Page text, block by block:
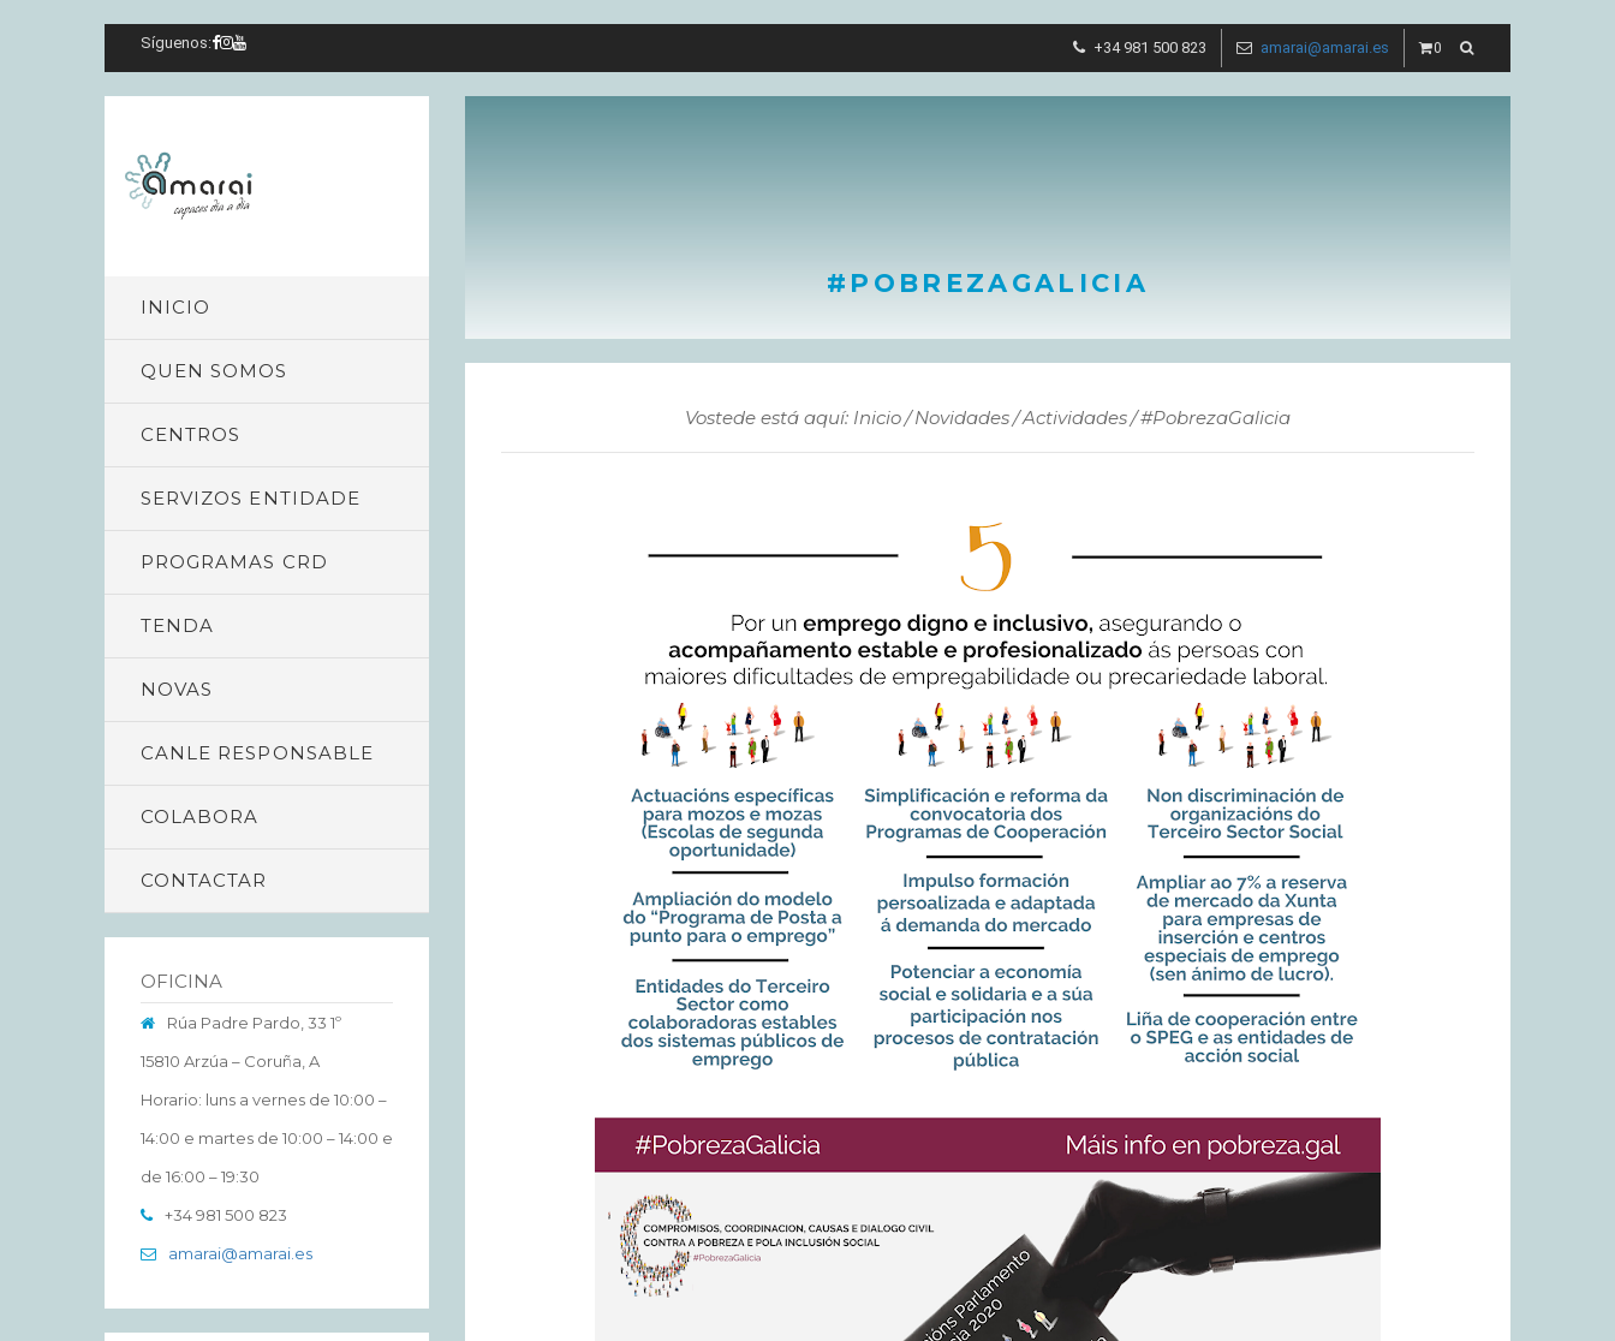
Síguenos: +34 981 500 823 amarai@amarai.es 0
INICIO
QUEN SOMOS
CENTROS
SERVIZOS ENTIDADE
PROGRAMAS CRD
TENDA
NOVAS
CANLE RESPONSABLE
COLABORA
CONTACTAR
OFICINA
Rúa Padre Pardo, 33 1º
15810 Arzúa – Coruña, A
Horario: luns a vernes de 10:00 –
14:00 e martes de 10:00 – 14:00 e
de 16:00 – 19:30
+34 981 500 823
amarai@amarai.es
#POBREZAGALICIA
Vostede está aquí: Inicio Novidades Actividades #PobrezaGalicia